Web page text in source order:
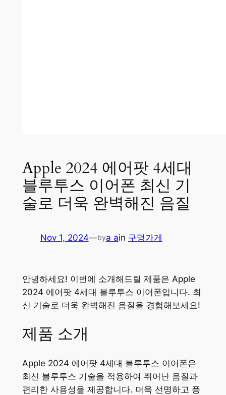
Apple 2024 에어팟 4세대
블루투스 이어폰 최신 기
술로 더욱 완벽해진 음질
Nov 1, 2024—bya ain 구멍가게
안녕하세요! 이번에 소개해드릴 제품은 Apple
2024 에어팟 4세대 블루투스 이어폰입니다. 최
신 기술로 더욱 완벽해진 음질을 경험해보세요!
제품 소개
Apple 2024 에어팟 4세대 블루투스 이어폰은
최신 블루투스 기술을 적용하여 뛰어난 음질과
편리한 사용성을 제공합니다. 더욱 선명하고 풍